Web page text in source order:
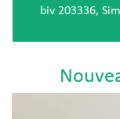
biv 203336,